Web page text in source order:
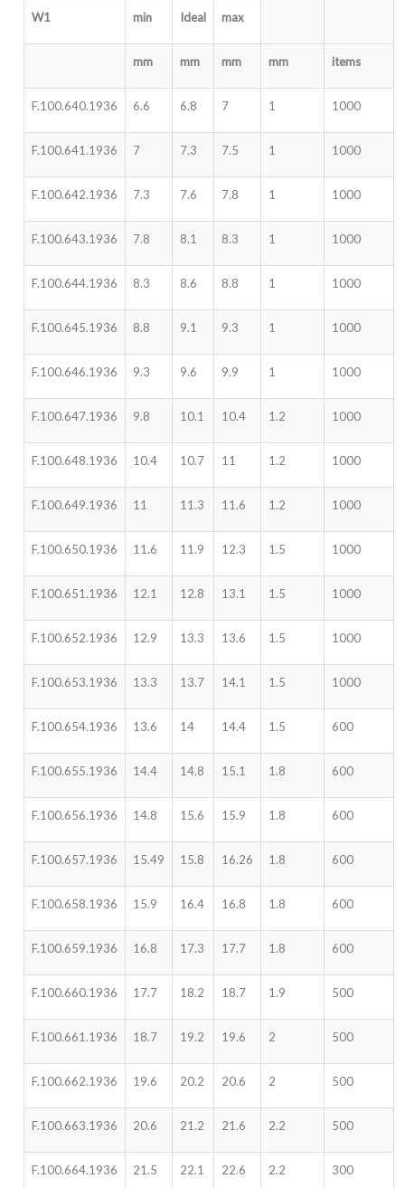
W1 min Ideal max
mm mm mm mm items
F.100.640.1936 6.6 6.8 7 1 1000
F.100.641.1936 7 7.3 7.5 1 1000
F.100.642.1936 7.3 7.6 7.8 1 1000
F.100.643.1936 7.8 8.1 8.3 1 1000
F.100.644.1936 8.3 8.6 8.8 1 1000
F.100.645.1936 8.8 9.1 9.3 1 1000
F.100.646.1936 9.3 9.6 9.9 1 1000
F.100.647.1936 9.8 10.1 10.4 1.2 1000
F.100.648.1936 10.4 10.7 11 1.2 1000
F.100.649.1936 11 11.3 11.6 1.2 1000
F.100.650.1936 11.6 11.9 12.3 1.5 1000
F.100.651.1936 12.1 12.8 13.1 1.5 1000
F.100.652.1936 12.9 13.3 13.6 1.5 1000
F.100.653.1936 13.3 13.7 14.1 1.5 1000
F.100.654.1936 13.6 14 14.4 1.5 600
F.100.655.1936 14.4 14.8 15.1 1.8 600
F.100.656.1936 14.8 15.6 15.9 1.8 600
F.100.657.1936 15.49 15.8 16.26 1.8 600
F.100.658.1936 15.9 16.4 16.8 1.8 600
F.100.659.1936 16.8 17.3 17.7 1.8 600
F.100.660.1936 17.7 18.2 18.7 1.9 500
F.100.661.1936 18.7 19.2 19.6 2 500
F.100.662.1936 19.6 20.2 20.6 2 500
F.100.663.1936 20.6 21.2 21.6 2.2 500
F.100.664.1936 21.5 22.1 22.6 2.2 300